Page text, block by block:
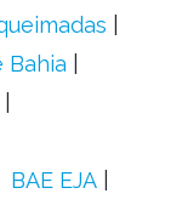
Bahia
BAE EJA